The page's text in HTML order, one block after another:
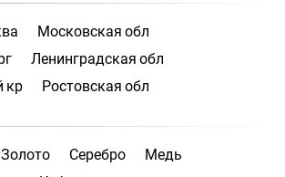
Московская обл
Ленинградская обл
кр
Ростовская обл
Золото Серебро
Медь